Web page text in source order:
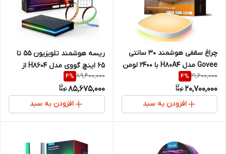
چراغ سقفی هوشمند ۳۰ سانتی
Govee مدل H80A4 با ۲۴۰۰ لومن
و کنترل صوتی
21,600,000
4%
20,700,000
افزودن به سبد
ریسه هوشمند تلویزیون ۵۵ تا
۶۵ اینچ گووی مدل H8604 از
89,400,000
4%
85,675,000
افزودن به سبد